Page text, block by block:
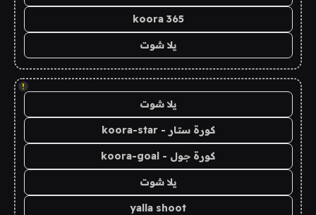
koora 365
يلا شوت
!
يلا شوت
كورة ستار - koora-star
كورة جول - koora-goal
يلا شوت
yalla shoot